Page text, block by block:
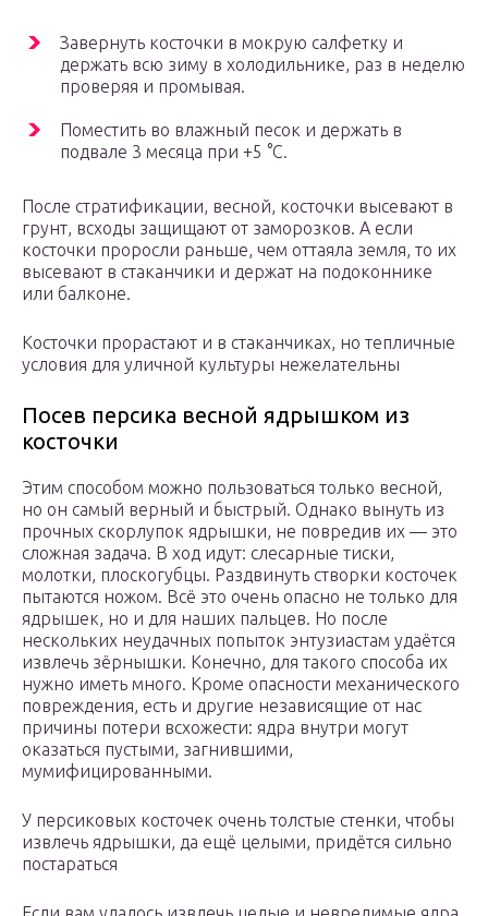
Завернуть косточки в мокрую салфетку и
держать всю зиму в холодильнике, раз в неделю
проверяя и промывая.
Поместить во влажный песок и держать в
подвале 3 месяца при +5 °C.
После стратификации, весной, косточки высевают в
грунт, всходы защищают от заморозков. А если
косточки проросли раньше, чем оттаяла земля, то их
высевают в стаканчики и держат на подоконнике
или балконе.
Косточки прорастают и в стаканчиках, но тепличные
условия для уличной культуры нежелательны
Посев персика весной ядрышком из
косточки
Этим способом можно пользоваться только весной,
но он самый верный и быстрый. Однако вынуть из
прочных скорлупок ядрышки, не повредив их — это
сложная задача. В ход идут: слесарные тиски,
молотки, плоскогубцы. Раздвинуть створки косточек
пытаются ножом. Всё это очень опасно не только для
ядрышек, но и для наших пальцев. Но после
нескольких неудачных попыток энтузиастам удаётся
извлечь зёрнышки. Конечно, для такого способа их
нужно иметь много. Кроме опасности механического
повреждения, есть и другие независящие от нас
причины потери всхожести: ядра внутри могут
оказаться пустыми, загнившими,
мумифицированными.
У персиковых косточек очень толстые стенки, чтобы
извлечь ядрышки, да ещё целыми, придётся сильно
постараться